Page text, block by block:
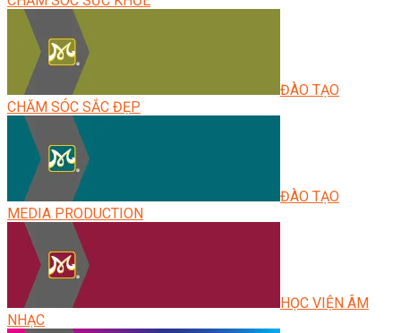
ĐÀO TẠO
CHĂM SÓC SẮC ĐẸP
ĐÀO TẠO
MEDIA PRODUCTION
HỌC VIỆN ÂM
NHẠC